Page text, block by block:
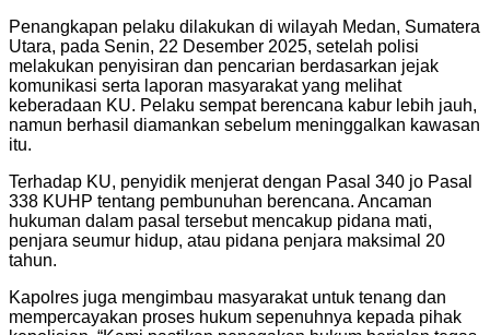
Penangkapan pelaku dilakukan di wilayah Medan, Sumatera
Utara, pada Senin, 22 Desember 2025, setelah polisi
melakukan penyisiran dan pencarian berdasarkan jejak
komunikasi serta laporan masyarakat yang melihat
keberadaan KU. Pelaku sempat berencana kabur lebih jauh,
namun berhasil diamankan sebelum meninggalkan kawasan
itu.
Terhadap KU, penyidik menjerat dengan Pasal 340 jo Pasal
338 KUHP tentang pembunuhan berencana. Ancaman
hukuman dalam pasal tersebut mencakup pidana mati,
penjara seumur hidup, atau pidana penjara maksimal 20
tahun.
Kapolres juga mengimbau masyarakat untuk tenang dan
mempercayakan proses hukum sepenuhnya kepada pihak